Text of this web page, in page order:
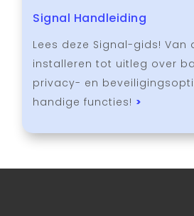
Signal Handleiding
Lees deze Signal-gids! Van
installeren tot uitleg over
privacy- en
handige functies! >